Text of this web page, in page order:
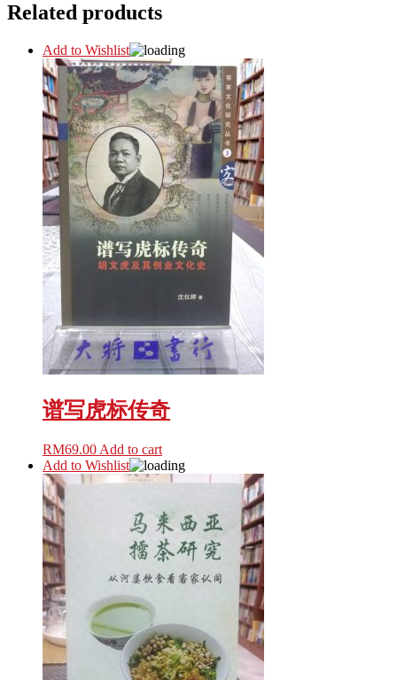
Related products
Add to Wishlist
谱写虎标传奇
RM69.00 Add to cart
Add to Wishlist